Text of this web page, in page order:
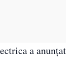
a anunţat